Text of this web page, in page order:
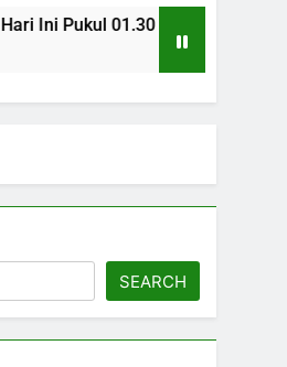
Pukul 01.30 WIB, Streaming
SEARCH